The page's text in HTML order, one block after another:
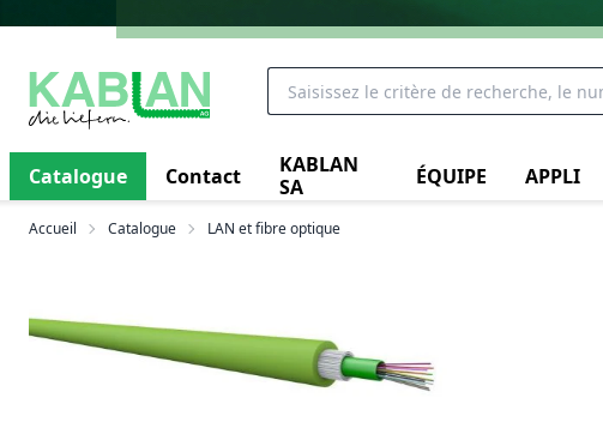
Catalogue Contact
KABLAN
SA
ÉQUIPE APPLI
Accueil Catalogue LAN et fibre optique